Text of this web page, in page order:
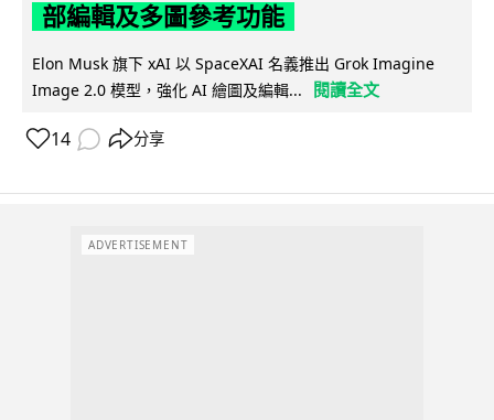
部編輯及多圖參考功能
Elon Musk 旗下 xAI 以 SpaceXAI 名義推出 Grok Imagine
Image 2.0 模型，強化 AI 繪圖及編輯...
閱讀全文
14 分享
ADVERTISEMENT